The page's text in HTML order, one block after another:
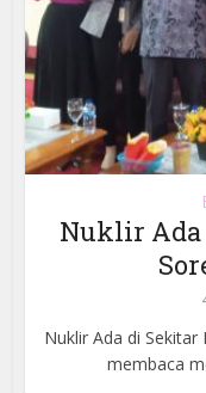
Nuklir Ada
Nuklir Ada di Sekitar
membaca